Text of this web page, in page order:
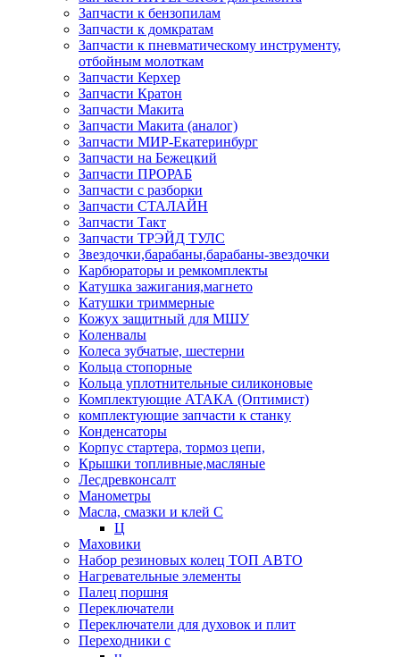
Запчасти к бензопилам
Запчасти к домкратам
Запчасти к пневматическому инструменту,
отбойным молоткам
Запчасти Керхер
Запчасти Кратон
Запчасти Макита
Запчасти Макита (аналог)
Запчасти МИР-Екатеринбург
Запчасти на Бежецкий
Запчасти ПРОРАБ
Запчасти с разборки
Запчасти СТАЛАЙН
Запчасти Такт
Запчасти ТРЭЙД ТУЛС
Звездочки,барабаны,барабаны-звездочки
Карбюраторы и ремкомплекты
Катушка зажигания,магнето
Катушки триммерные
Кожух защитный для МШУ
Коленвалы
Колеса зубчатые, шестерни
Кольца стопорные
Кольца уплотнительные силиконовые
Комплектующие АТАКА (Оптимист)
комплектующие запчасти к станку
Конденсаторы
Корпус стартера, тормоз цепи,
Крышки топливные,масляные
Лесдревконсалт
Манометры
Масла, смазки и клей С
Ц
Маховики
Набор резиновых колец ТОП АВТО
Нагревательные элементы
Палец поршня
Переключатели
Переключатели для духовок и плит
Переходники с